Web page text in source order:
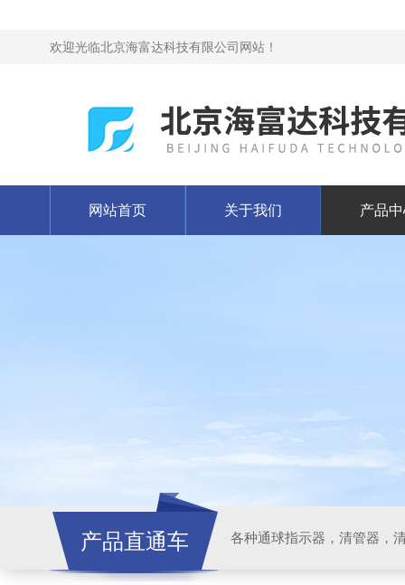
欢迎光临北京海富达科技有限公司网站！
网站首页 关于我们 产品
产品直通车 各种通球指示器，清管器，